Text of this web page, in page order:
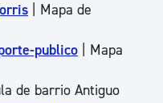
| Mapa de
publico | Mapa
de barrio Antiguo